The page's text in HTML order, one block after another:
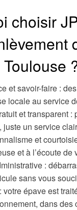
choisir
et savoir-faire :
locale au service
et transparent :
juste un service
et
et à l’écoute de
:
sans vous
votre épave est
dans des